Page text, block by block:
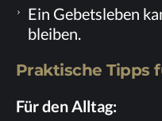
Ein Ge­bets­le­ben
bleiben.
Prak­ti­sche Tipps
Für den Alltag: